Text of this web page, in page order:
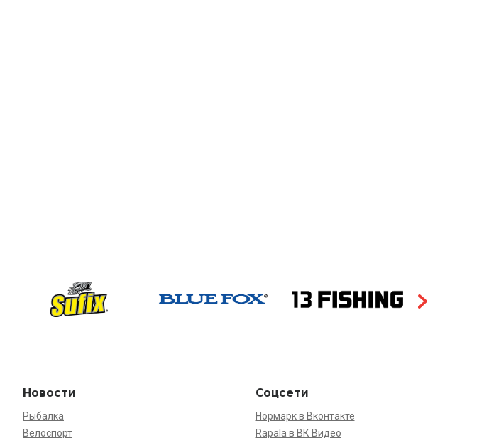
Новости
Рыбалка
Велоспорт
Соцсети
Нормарк в Вконтакте
Rapala в ВК Видео